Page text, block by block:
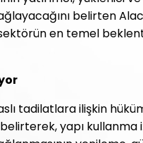
belirten
en temel
tadilatlara ilişkin
yapı kullanma